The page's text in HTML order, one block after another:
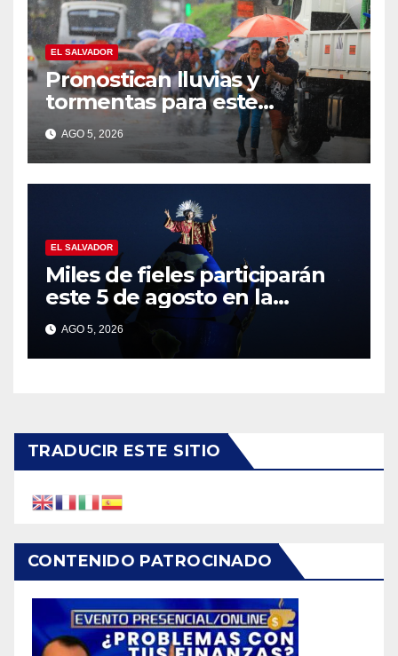
EL SALVADOR
Pronostican lluvias y
tormentas para este
miércoles por influencia de
una onda tropical
AGO 5, 2026
EL SALVADOR
Miles de fieles participarán
este 5 de agosto en la
tradicional Bajada del Divino
Salvador del Mundo
AGO 5, 2026
TRADUCIR ESTE SITIO
CONTENIDO PATROCINADO